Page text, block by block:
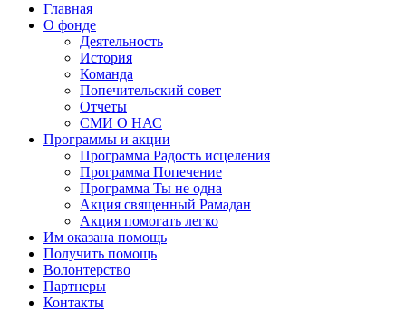
Главная
О фонде
Деятельность
История
Команда
Попечительский совет
Отчеты
СМИ О НАС
Программы и акции
Программа Радость исцеления
Программа Попечение
Программа Ты не одна
Акция священный Рамадан
Акция помогать легко
Им оказана помощь
Получить помощь
Волонтерство
Партнеры
Контакты